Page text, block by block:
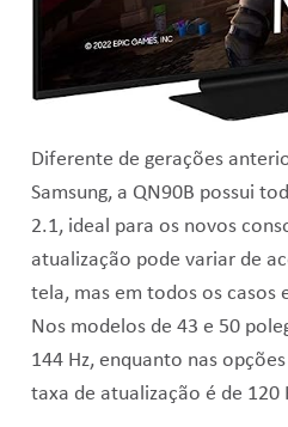
Diferente de gerações
Samsung, a QN90B possui
2.1, ideal para os novos
atualização pode variar de
tela, mas em todos os casos
Nos modelos de 43 e 50
144 Hz, enquanto nas
taxa de atualização é de 120